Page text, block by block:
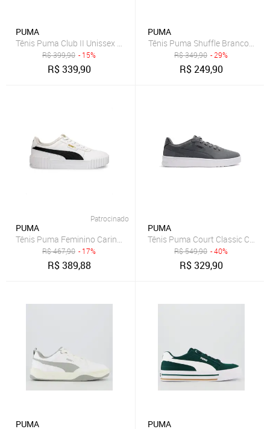
PUMA
Tênis Puma Club II Unissex - Marrom - Puma
R$399,90 - 15%
R$339,90
PUMA
Tênis Puma Shuffle Branco e
R$349,90 - 29%
R$249,90
Patrocinado
PUMA
Tênis Puma Feminino Carina 3.0 BDP Branco
R$467,90 - 17%
R$389,88
PUMA
Tênis Puma Court Classic Clean
R$549,90 - 40%
R$329,90
PUMA PUMA